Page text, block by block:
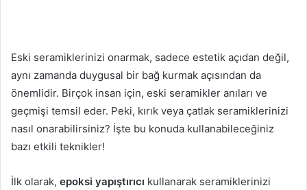
Eski seramiklerinizi onarmak, sadece estetik açıdan değil,
aynı zamanda duygusal bir bağ kurmak açısından da
önemlidir. Birçok insan için, eski seramikler anıları ve
geçmişi temsil eder. Peki, kırık veya çatlak seramiklerinizi
nasıl onarabilirsiniz? İşte bu konuda kullanabileceğiniz
bazı etkili teknikler!
İlk olarak, epoksi yapıştırıcı kullanarak seramiklerinizi